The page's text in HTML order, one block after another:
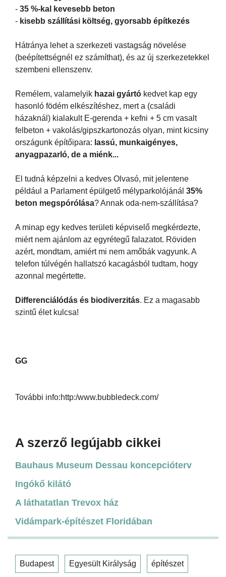
- 35 %-kal kevesebb beton
- kisebb szállítási költség, gyorsabb építkezés
Hátránya lehet a szerkezeti vastagság növelése
(beépítettségnél ez számíthat), és az új szerkezetekkel
szembeni ellenszenv.
Remélem, valamelyik hazai gyártó kedvet kap egy
hasonló födém elkészítéshez, mert a (családi
házaknál) kialakult E-gerenda + kefni + 5 cm vasalt
felbeton + vakolás/gipszkartonozás olyan, mint kicsiny
országunk építőipara: lassú, munkaigényes,
anyagpazarló, de a miénk...
El tudná képzelni a kedves Olvasó, mit jelentene
például a Parlament épülgető mélyparkolójánál 35%
beton megspórólása? Annak oda-nem-szállítása?
A minap egy kedves területi képviselő megkérdezte,
miért nem ajánlom az egyrétegű falazatot. Röviden
azért, mondtam, amiért mi nem amőbák vagyunk. A
telefon túlvégén hallatszó kacagásból tudtam, hogy
azonnal megértette.
Differenciálódás és biodiverzitás. Ez a magasabb
szintű élet kulcsa!
GG
További info:http:/www.bubbledeck.com/
A szerző legújabb cikkei
Bauhaus Museum Dessau koncepcióterv
Ingókő kilátó
A láthatatlan Trevox ház
Vidámpark-építészet Floridában
Budapest Egyesült Királyság építészet